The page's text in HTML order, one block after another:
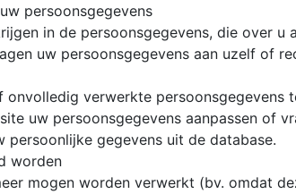
persoonsgegevens
in de persoonsgegevens, die over
uw persoonsgegevens aan uzelf of
verwerkte persoonsgegevens
uw persoonsgegevens aanpassen of
gegevens uit de database.
worden
mogen worden verwerkt (bv. omdat